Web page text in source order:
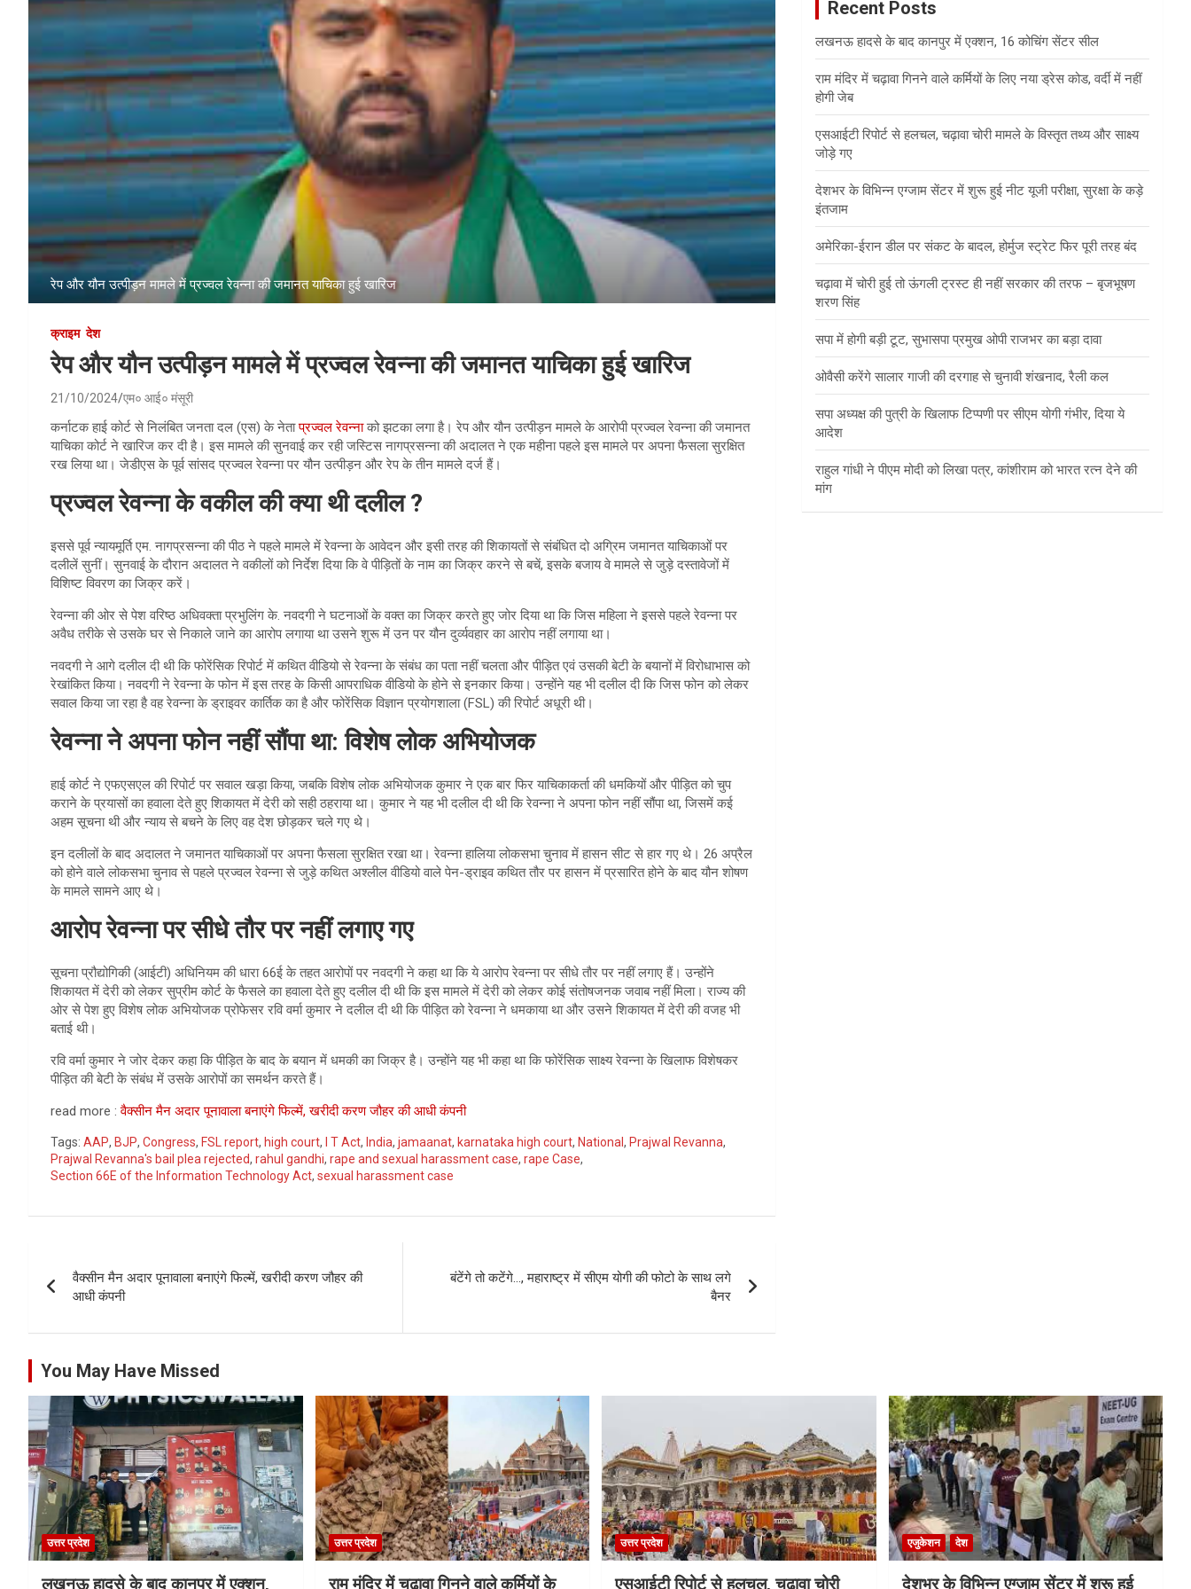
रेप और यौन उत्पीड़न मामले में प्रज्वल रेवन्ना की जमानत याचिका हुई खारिज
क्राइम देश
रेप और यौन उत्पीड़न मामले में प्रज्वल रेवन्ना की जमानत याचिका हुई खारिज
21/10/2024 एम० आई० मंसूरी
कर्नाटक हाई कोर्ट से निलंबित जनता दल (एस) के नेताप्रज्वल रेवन्नाको झटका लगा है। रेप और यौन उत्पीड़न मामले के आरोपी प्रज्वल रेवन्ना की जमानत
याचिका कोर्ट ने खारिज कर दी है। इस मामले की सुनवाई कर रही जस्टिस नागप्रसन्ना की अदालत ने एक महीना पहले इस मामले पर अपना फैसला सुरक्षित
रख लिया था। जेडीएस के पूर्व सांसद प्रज्वल रेवन्ना पर यौन उत्पीड़न और रेप के तीन मामले दर्ज हैं।
प्रज्वल रेवन्ना​ के वकील की क्या थी दलील ?
इससे पूर्व न्यायमूर्ति एम. नागप्रसन्ना की पीठ ने पहले मामले में रेवन्ना के आवेदन और इसी तरह की शिकायतों से संबंधित दो अग्रिम जमानत याचिकाओं पर
दलीलें सुनीं। सुनवाई के दौरान अदालत ने वकीलों को निर्देश दिया कि वे पीड़ितों के नाम का जिक्र करने से बचें, इसके बजाय वे मामले से जुड़े दस्तावेजों में
विशिष्ट विवरण का जिक्र करें।
रेवन्ना की ओर से पेश वरिष्ठ अधिवक्ता प्रभुलिंग के. नवदगी ने घटनाओं के वक्त का जिक्र करते हुए जोर दिया था कि जिस महिला ने इससे पहले रेवन्ना पर
अवैध तरीके से उसके घर से निकाले जाने का आरोप लगाया था उसने शुरू में उन पर यौन दुर्व्यवहार का आरोप नहीं लगाया था।
नवदगी ने आगे दलील दी थी कि फोरेंसिक रिपोर्ट में कथित वीडियो से रेवन्ना के संबंध का पता नहीं चलता और पीड़ित एवं उसकी बेटी के बयानों में विरोधाभास को
रेखांकित किया। नवदगी ने रेवन्ना के फोन में इस तरह के किसी आपराधिक वीडियो के होने से इनकार किया। उन्होंने यह भी दलील दी कि जिस फोन को लेकर
सवाल किया जा रहा है वह रेवन्ना के ड्राइवर कार्तिक का है और फोरेंसिक विज्ञान प्रयोगशाला (FSL) की रिपोर्ट अधूरी थी।
रेवन्ना ने अपना फोन नहीं सौंपा था: विशेष लोक अभियोजक
हाई कोर्ट ने एफएसएल की रिपोर्ट पर सवाल खड़ा किया, जबकि विशेष लोक अभियोजक कुमार ने एक बार फिर याचिकाकर्ता की धमकियों और पीड़ित को चुप
कराने के प्रयासों का हवाला देते हुए शिकायत में देरी को सही ठहराया था। कुमार ने यह भी दलील दी थी कि रेवन्ना ने अपना फोन नहीं सौंपा था, जिसमें कई
अहम सूचना थी और न्याय से बचने के लिए वह देश छोड़कर चले गए थे।
इन दलीलों के बाद अदालत ने जमानत याचिकाओं पर अपना फैसला सुरक्षित रखा था। रेवन्ना हालिया लोकसभा चुनाव में हासन सीट से हार गए थे। 26 अप्रैल
को होने वाले लोकसभा चुनाव से पहले प्रज्वल रेवन्ना से जुड़े कथित अश्लील वीडियो वाले पेन-ड्राइव कथित तौर पर हासन में प्रसारित होने के बाद यौन शोषण
के मामले सामने आए थे।
आरोप रेवन्ना पर सीधे तौर पर नहीं लगाए गए
सूचना प्रौद्योगिकी (आईटी) अधिनियम की धारा 66ई के तहत आरोपों पर नवदगी ने कहा था कि ये आरोप रेवन्ना पर सीधे तौर पर नहीं लगाए हैं। उन्होंने
शिकायत में देरी को लेकर सुप्रीम कोर्ट के फैसले का हवाला देते हुए दलील दी थी कि इस मामले में देरी को लेकर कोई संतोषजनक जवाब नहीं मिला। राज्य की
ओर से पेश हुए विशेष लोक अभियोजक प्रोफेसर रवि वर्मा कुमार ने दलील दी थी कि पीड़ित को रेवन्ना ने धमकाया था और उसने शिकायत में देरी की वजह भी
बताई थी।
रवि वर्मा कुमार ने जोर देकर कहा कि पीड़ित के बाद के बयान में धमकी का जिक्र है। उन्होंने यह भी कहा था कि फोरेंसिक साक्ष्य रेवन्ना के खिलाफ विशेषकर
पीड़ित की बेटी के संबंध में उसके आरोपों का समर्थन करते हैं।
read more :वैक्सीन मैन अदार पूनावाला बनाएंगे फिल्में, खरीदी करण जौहर की आधी कंपनी
Tags: AAP, BJP, Congress, FSL report, high court, I T Act, India, jamaanat, karnataka high court, National , Prajwal Revanna,
Prajwal Revanna's bail plea rejected, rahul gandhi, rape and sexual harassment case, rape Case,
Section 66E of the Information Technology Act, sexual harassment case
navigation
वैक्सीन मैन अदार पूनावाला बनाएंगे फिल्में, खरीदी करण जौहर की
आधी कंपनी
बंटेंगे तो कटेंगे…, महाराष्ट्र में सीएम योगी की फोटो के साथ लगे
बैनर
Recent Posts
लखनऊ हादसे के बाद कानपुर में एक्शन, 16 कोचिंग सेंटर सील
राम मंदिर में चढ़ावा गिनने वाले कर्मियों के लिए नया ड्रेस कोड, वर्दी में नहीं
होगी जेब
एसआईटी रिपोर्ट से हलचल, चढ़ावा चोरी मामले के विस्तृत तथ्य और साक्ष्य
जोड़े गए
देशभर के विभिन्न एग्जाम सेंटर में शुरू हुई नीट यूजी परीक्षा, सुरक्षा के कड़े
इंतजाम
अमेरिका-ईरान डील पर संकट के बादल, होर्मुज स्ट्रेट फिर पूरी तरह बंद
चढ़ावा में चोरी हुई तो ऊंगली ट्रस्ट ही नहीं सरकार की तरफ – बृजभूषण
शरण सिंह
सपा में होगी बड़ी टूट, सुभासपा प्रमुख ओपी राजभर का बड़ा दावा
ओवैसी करेंगे सालार गाजी की दरगाह से चुनावी शंखनाद, रैली कल
सपा अध्यक्ष की पुत्री के खिलाफ टिप्पणी पर सीएम योगी गंभीर, दिया ये
आदेश
राहुल गांधी ने पीएम मोदी को लिखा पत्र, कांशीराम को भारत रत्न देने की
मांग
You May Have Missed
उत्तर प्रदेश
लखनऊ हादसे के बाद कानपुर में एक्शन,
उत्तर प्रदेश
राम मंदिर में चढ़ावा गिनने वाले कर्मियों के
उत्तर प्रदेश
एसआईटी रिपोर्ट से हलचल, चढ़ावा चोरी
एजुकेशन देश
देशभर के विभिन्न एग्जाम सेंटर में शुरू हुई